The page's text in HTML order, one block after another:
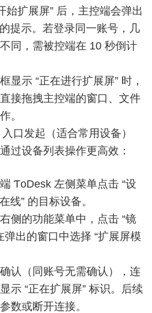
始扩展屏” 后，主控端会弹出
提示。若登录同一账号，几
同，需被控端在 10 秒倒计
显示 “正在进行扩展屏” 时，
接拖拽主控端的窗口、文件
。
口发起（适合常用设备）
过设备列表操作更高效：
ƬoDesk 左侧菜单点击 “设
线” 的目标设备。
侧的功能菜单中，点击 “镜
弹出的窗口中选择 “扩展屏模
认（同账号无需确认），连
示 “正在扩展屏” 标识。后续
数或断开连接。